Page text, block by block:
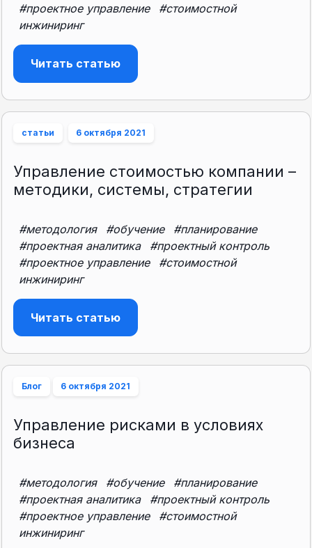
#проектное управление
#стоимостной
инжиниринг
Читать статью
статьи 6 октября 2021
Управление стоимостью компании –
методики, системы, стратегии
#методология #обучение
#планирование
#проектная аналитика
#проектный контроль
#проектное управление
#стоимостной
инжиниринг
Читать статью
Блог 6 октября 2021
Управление рисками в условиях
бизнеса
#методология #обучение
#планирование
#проектная аналитика
#проектный контроль
#проектное управление
#стоимостной
инжиниринг